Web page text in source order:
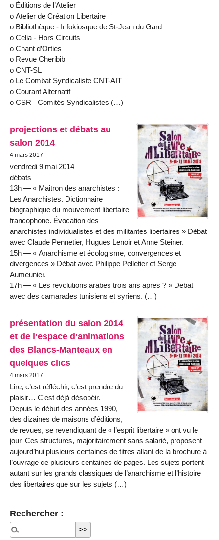
ο Éditions de l’Atelier
ο Atelier de Création Libertaire
ο Bibliothèque - Infokiosque de St-Jean du Gard
ο Celia - Hors Circuits
ο Chant d’Orties
ο Revue Cheribibi
ο CNT-SL
ο Le Combat Syndicaliste CNT-AIT
ο Courant Alternatif
ο CSR - Comités Syndicalistes (…)
projections et débats au
salon 2014
4 mars 2017
vendredi 9 mai 2014
débats
13h — « Maitron des anarchistes :
Les Anarchistes. Dictionnaire
biographique du mouvement libertaire
francophone. Évocation des
anarchistes individualistes et des militantes libertaires » Débat
avec Claude Pennetier, Hugues Lenoir et Anne Steiner.
15h — « Anarchisme et écologisme, convergences et
divergences » Débat avec Philippe Pelletier et Serge
Aumeunier.
17h — « Les révolutions arabes trois ans après ? » Débat
avec des camarades tunisiens et syriens. (…)
présentation du salon 2014
et de l’espace d’animations
des Blancs-Manteaux en
quelques clics
4 mars 2017
Lire, c’est réfléchir, c’est prendre du
plaisir… C’est déjà désobéir.
Depuis le début des années 1990,
des dizaines de maisons d’éditions,
de revues, se revendiquant de « l’esprit libertaire » ont vu le
jour. Ces structures, majoritairement sans salarié, proposent
aujourd’hui plusieurs centaines de titres allant de la brochure à
l’ouvrage de plusieurs centaines de pages. Les sujets portent
autant sur les grands classiques de l’anarchisme et l’histoire
des libertaires que sur les sujets (…)
Rechercher :